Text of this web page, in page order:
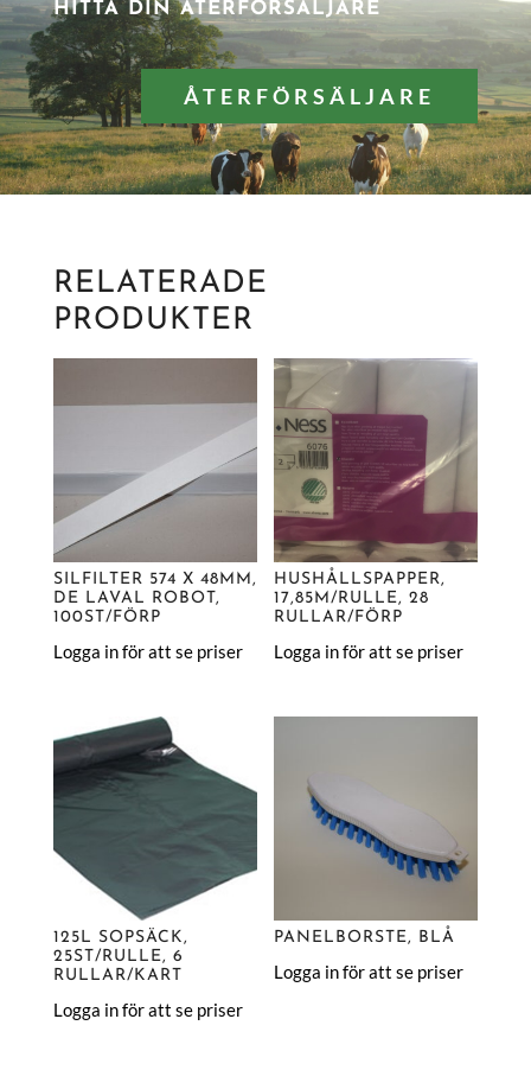
HITTA DIN ÅTERFÖRSÄLJARE
ÅTERFÖRSÄLJARE
RELATERADE
PRODUKTER
SILFILTER 574 X 48MM,
DE LAVAL ROBOT,
100ST/FÖRP
Logga in för att se priser
HUSHÅLLSPAPPER,
17,85M/RULLE, 28
RULLAR/FÖRP
Logga in för att se priser
125L SOPSÄCK,
25ST/RULLE, 6
RULLAR/KART
Logga in för att se priser
PANELBORSTE, BLÅ
Logga in för att se priser